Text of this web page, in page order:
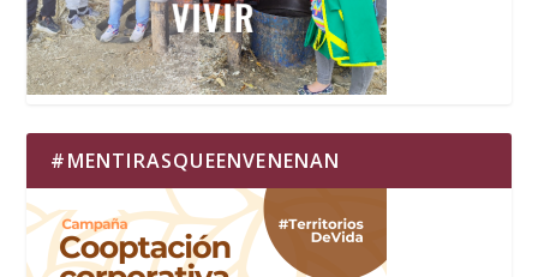
#MENTIRASQUEENVENENAN